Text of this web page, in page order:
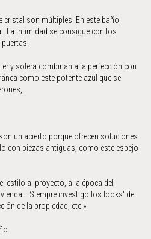
cristal son múltiples. En este baño,
La intimidad se consigue con los
y solera combinan a la perfección con
como este potente azul que se
un acierto porque ofrecen soluciones
con piezas antiguas, como este espejo
estilo al proyecto, a la época del
Siempre investigo los looks' de
de la propiedad, etc.»